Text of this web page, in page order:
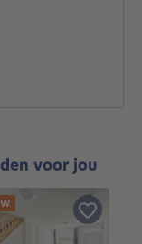
voor jou